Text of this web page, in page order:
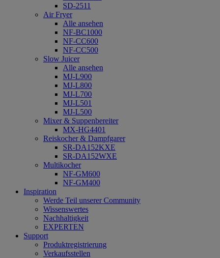
SD-2511
Air Fryer
Alle ansehen
NF-BC1000
NF-CC600
NF-CC500
Slow Juicer
Alle ansehen
MJ-L900
MJ-L800
MJ-L700
MJ-L501
MJ-L500
Mixer & Suppenbereiter
MX-HG4401
Reiskocher & Dampfgarer
SR-DA152KXE
SR-DA152WXE
Multikocher
NF-GM600
NF-GM400
Inspiration
Werde Teil unserer Community
Wissenswertes
Nachhaltigkeit
EXPERTEN
Support
Produktregistrierung
Verkaufsstellen